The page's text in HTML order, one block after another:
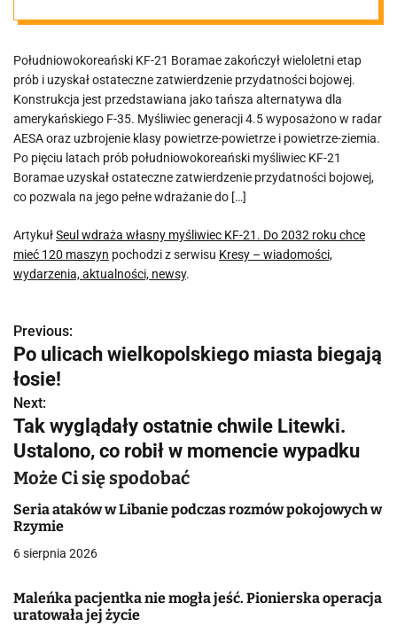
roku chce mieć
120 maszyn
Południowokoreański KF-21 Boramae zakończył wieloletni etap
prób i uzyskał ostateczne zatwierdzenie przydatności bojowej.
Konstrukcja jest przedstawiana jako tańsza alternatywa dla
amerykańskiego F-35. Myśliwiec generacji 4.5 wyposażono w radar
AESA oraz uzbrojenie klasy powietrze-powietrze i powietrze-ziemia.
Po pięciu latach prób południowokoreański myśliwiec KF-21
Boramae uzyskał ostateczne zatwierdzenie przydatności bojowej,
co pozwala na jego pełne wdrażanie do […]
ArtykułSeul wdraża własny myśliwiec KF-21. Do 2032 roku chce
mieć 120 maszyn pochodzi z serwisu Kresy – wiadomości,
wydarzenia, aktualności, newsy.
N
a
w
i
g
a
c
a
Previous:
Po ulicach wielkopolskiego miasta biegają
łosie!
Next:
Tak wyglądały ostatnie chwile Litewki.
Ustalono, co robił w momencie wypadku
Może Ci się spodobać
Seria ataków w Libanie podczas rozmów pokojowych w
Rzymie
6 sierpnia 2026
Maleńka pacjentka nie mogła jeść. Pionierska operacja
uratowała jej życie